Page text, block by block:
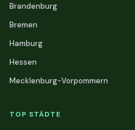
Brandenburg
Bremen
Hamburg
Hessen
Mecklenburg-Vorpommern
TOP STÄDTE